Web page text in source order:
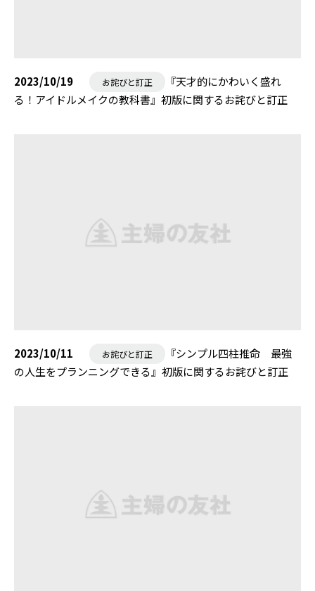
2023/10/19 お詫びと訂正
『天才的にかわいく盛れ
る！アイドルメイクの教科書』初版に関するお詫びと訂正
2023/10/11 お詫びと訂正
『シンプル四柱推命 最強
の人生をプランニングできる』初版に関するお詫びと訂正